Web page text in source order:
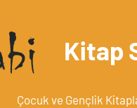
Kitap
Çocuk ve Gençlik